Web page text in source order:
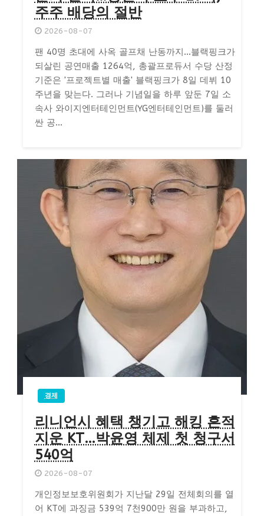
주주 배당의 절반
2026-08-07
팬 40명 초대에 사옥 골프채 난동까지…블랙핑크가
되살린 공연매출 1264억, 총괄프로듀서 수당 산정
기준은 '프로젝트별 매출' 블랙핑크가 8일 데뷔 10
주년을 맞는다. 그러나 기념일을 하루 앞둔 7일 소
속사 와이지엔터테인먼트(YG엔터테인먼트)를 둘러
싼 공...
경제
리니언시 혜택 챙기고 해킹 흔적
지운 KT…박윤영 체제 첫 청구서
540억
2026-08-07
개인정보보호위원회가 지난달 29일 전체회의를 열
어 KT에 과징금 539억 7천900만 원을 부과하고,